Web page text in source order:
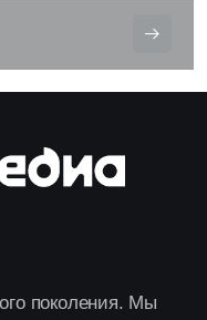
поколения. Мы